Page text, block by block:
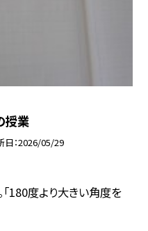
授業
日 2026/05/29
180度より大きい角度を